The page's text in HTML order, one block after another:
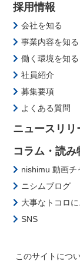
採用情報
会社を知る
事業内容を知る
働く環境を知る
社員紹介
募集要項
よくある質問
ニュースリリ
コラム・読み
nishimu 動画チ
ニシムブログ
大事なトコロ
SNS
このサイトにつ